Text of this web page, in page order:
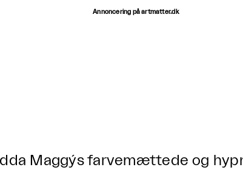
Annoncering på artmatter.dk
Maggýs farvemættede og